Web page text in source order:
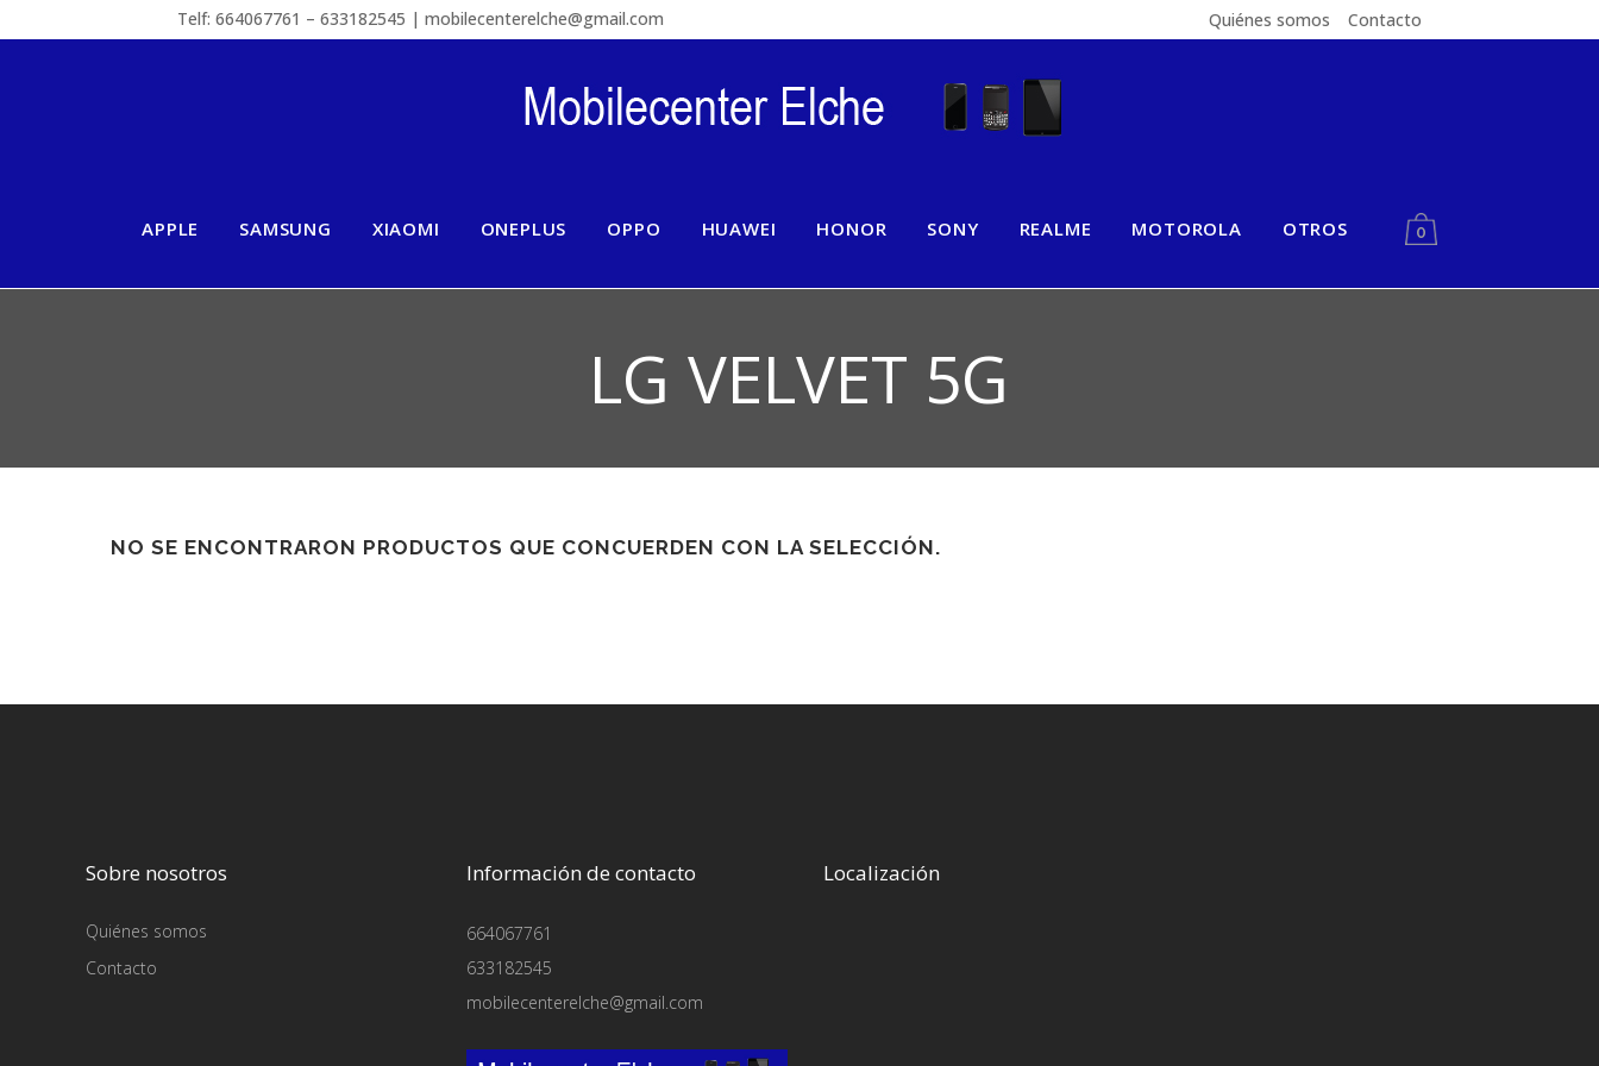
Telf: 664067761 – 633182545 | mobilecenterelche@gmail.com Quiénes somos Contacto
APPLE SAMSUNG XIAOMI ONEPLUS OPPO HUAWEI HONOR SONY REALME MOTOROLA OTROS 0
LG VELVET 5G
NO SE ENCONTRARON PRODUCTOS QUE CONCUERDEN CON LA SELECCIÓN.
Sobre nosotros
Quiénes somos
Contacto
Información de contacto
664067761
633182545
mobilecenterelche@gmail.com
Localización